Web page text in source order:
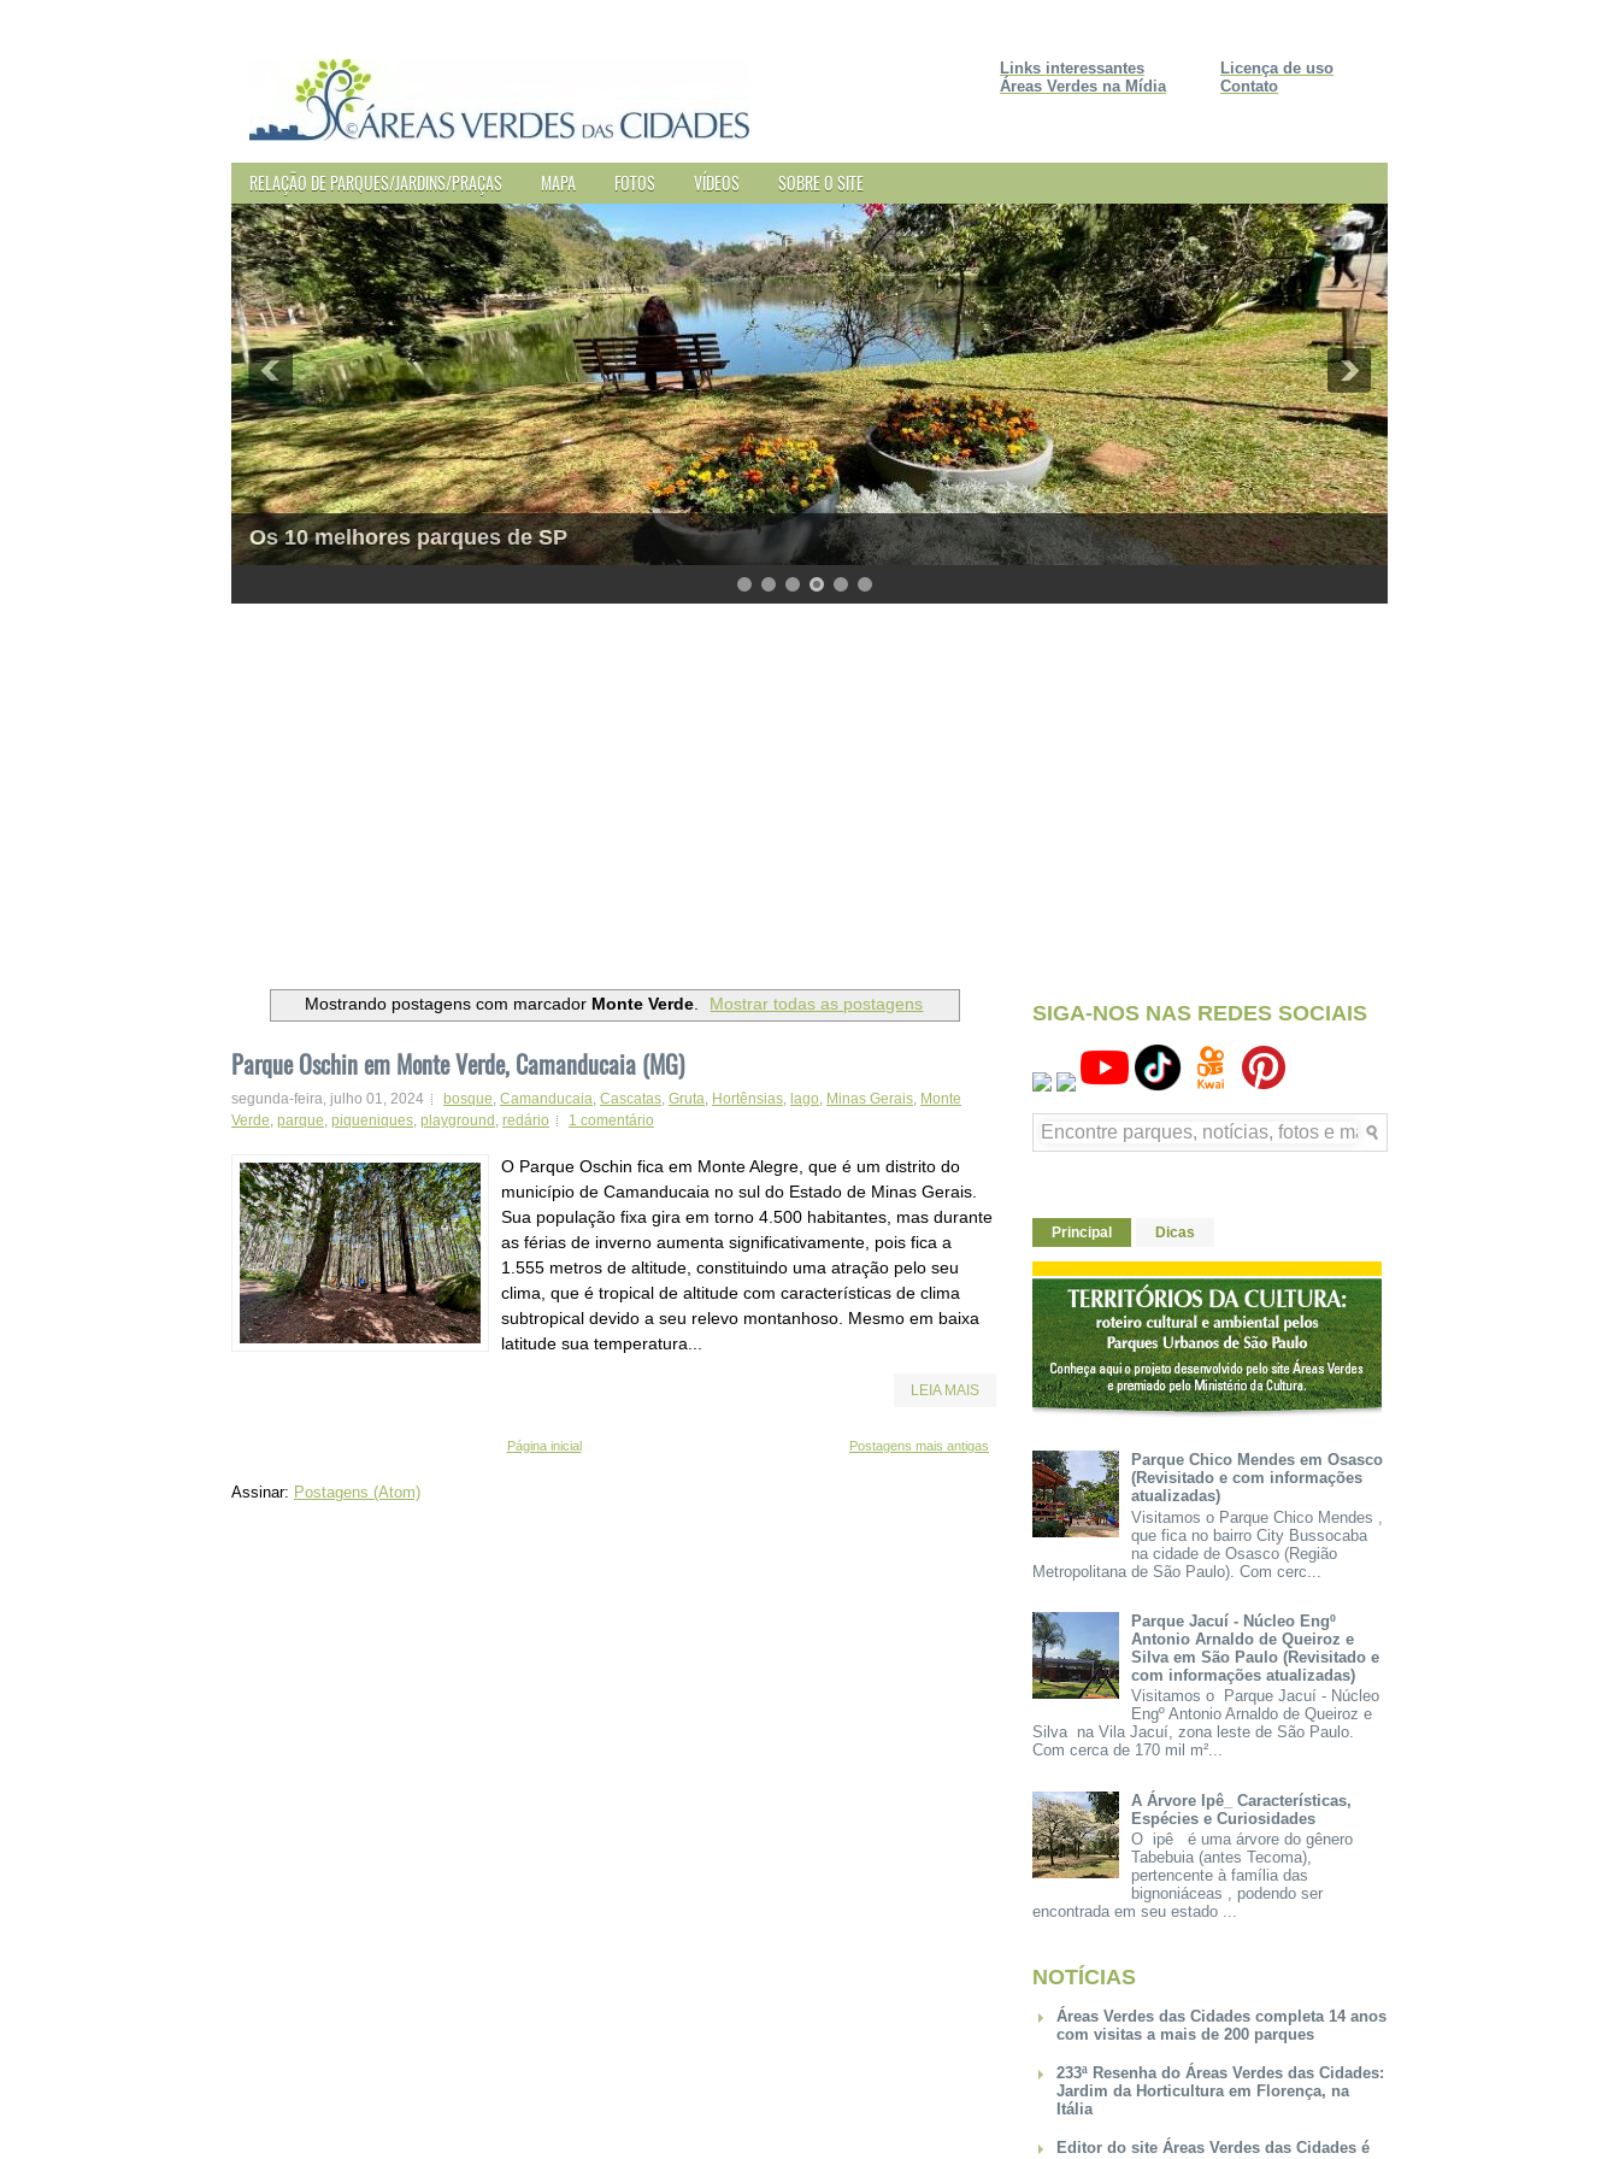
Licença de uso
Contato
Links interessantes
Áreas Verdes na Mídia
RELAÇÃO DE PARQUES/JARDINS/PRAÇAS MAPA FOTOS VÍDEOS SOBRE O SITE
Os 10 melhores parques de SP
Mostrando postagens com marcador Monte Verde. Mostrar todas as postagens
Parque Oschin em Monte Verde, Camanducaia (MG)
segunda-feira, julho 01, 2024 bosque Camanducaia Cascatas Gruta Hortênsias lago Minas Gerais Monte
Verde parque piqueniques playground redário 1 comentário
O Parque Oschin fica em Monte Alegre, que é um distrito do
município de Camanducaia no sul do Estado de Minas Gerais.
Sua população fixa gira em torno 4.500 habitantes, mas durante
as férias de inverno aumenta significativamente, pois fica a
1.555 metros de altitude, constituindo uma atração pelo seu
clima, que é tropical de altitude com características de clima
subtropical devido a seu relevo montanhoso. Mesmo em baixa
latitude sua temperatura...
LEIA MAIS
Postagens mais antigas
Página inicial
Assinar: Postagens (Atom)
SIGA-NOS NAS REDES SOCIAIS
Principal Dicas
Parque Chico Mendes em Osasco
(Revisitado e com informações
atualizadas)
Visitamos o Parque Chico Mendes ,
que fica no bairro City Bussocaba
na cidade de Osasco (Região
Metropolitana de São Paulo). Com cerc...
Parque Jacuí - Núcleo Engº
Antonio Arnaldo de Queiroz e
Silva em São Paulo (Revisitado e
com informações atualizadas)
Visitamos o Parque Jacuí - Núcleo
Engº Antonio Arnaldo de Queiroz e
Silva na Vila Jacuí, zona leste de São Paulo.
Com cerca de 170 mil m²...
A Árvore Ipê_ Características,
Espécies e Curiosidades
O ipê é uma árvore do gênero
Tabebuia (antes Tecoma),
pertencente à família das
bignoniáceas , podendo ser
encontrada em seu estado ...
NOTÍCIAS
Áreas Verdes das Cidades completa 14 anos
com visitas a mais de 200 parques
233ª Resenha do Áreas Verdes das Cidades:
Jardim da Horticultura em Florença, na
Itália
Editor do site Áreas Verdes das Cidades é